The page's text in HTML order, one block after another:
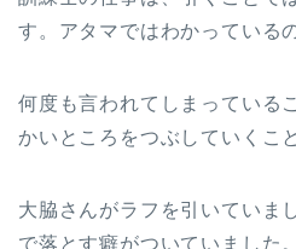
す。アタマではわかっている
何度も言われてしまっている
かいところをつぶしていくこ
大脇さんがラフを引いていま
で落とす癖がついていました